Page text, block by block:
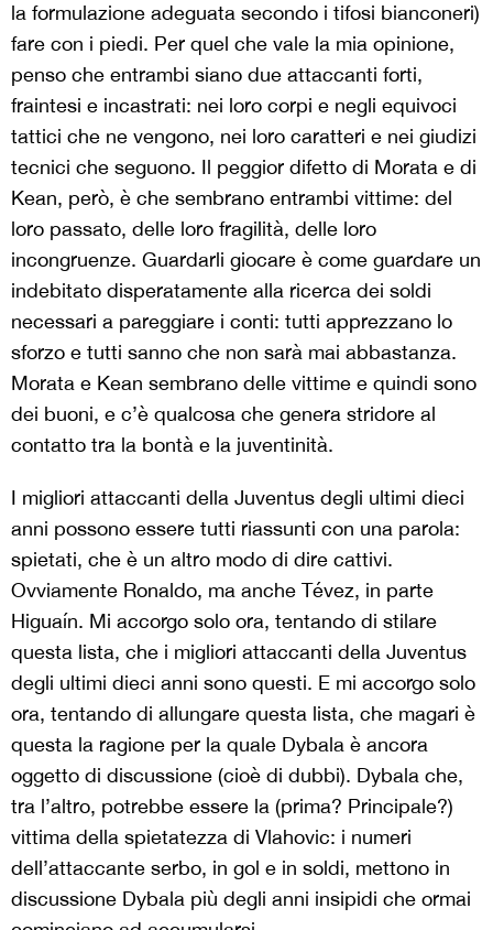
la formulazione adeguata secondo i tifosi bianconeri)
fare con i piedi. Per quel che vale la mia opinione,
penso che entrambi siano due attaccanti forti,
fraintesi e incastrati: nei loro corpi e negli equivoci
tattici che ne vengono, nei loro caratteri e nei giudizi
tecnici che seguono. Il peggior difetto di Morata e di
Kean, però, è che sembrano entrambi vittime: del
loro passato, delle loro fragilità, delle loro
incongruenze. Guardarli giocare è come guardare un
indebitato disperatamente alla ricerca dei soldi
necessari a pareggiare i conti: tutti apprezzano lo
sforzo e tutti sanno che non sarà mai abbastanza.
Morata e Kean sembrano delle vittime e quindi sono
dei buoni, e c’è qualcosa che genera stridore al
contatto tra la bontà e la juventinità.
I migliori attaccanti della Juventus degli ultimi dieci
anni possono essere tutti riassunti con una parola:
spietati, che è un altro modo di dire cattivi.
Ovviamente Ronaldo, ma anche Tévez, in parte
Higuaín. Mi accorgo solo ora, tentando di stilare
questa lista, che i migliori attaccanti della Juventus
degli ultimi dieci anni sono questi. E mi accorgo solo
ora, tentando di allungare questa lista, che magari è
questa la ragione per la quale Dybala è ancora
oggetto di discussione (cioè di dubbi). Dybala che,
tra l’altro, potrebbe essere la (prima? Principale?)
vittima della spietatezza di Vlahovic: i numeri
dell’attaccante serbo, in gol e in soldi, mettono in
discussione Dybala più degli anni insipidi che ormai